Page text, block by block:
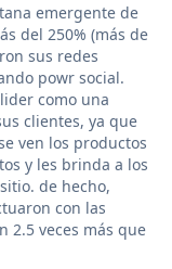
emergente de
del 250% (más de
sus redes
powr social.
como una
clientes, ya que
ven los productos
y les brinda a los
de hecho,
con las
2.5 veces más que